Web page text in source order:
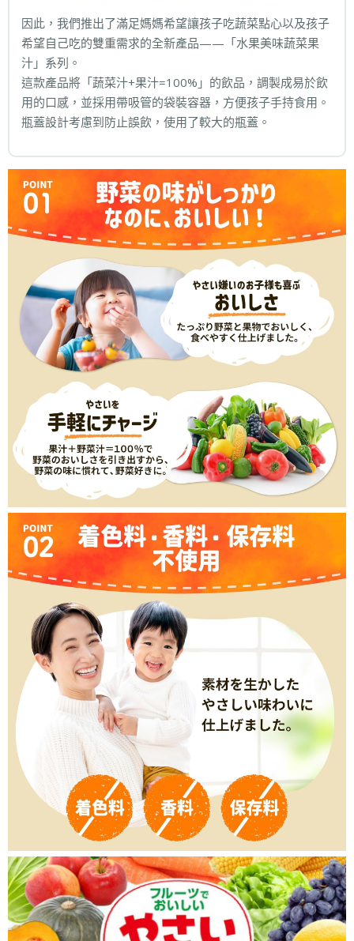
因此，我們推出了滿足媽媽希望讓孩子吃蔬菜點心以及孩子
希望自己吃的雙重需求的全新產品——「水果美味蔬菜果
汁」系列。
這款產品將「蔬菜汁+果汁=100%」的飲品，調製成易於飲
用的口感，並採用帶吸管的袋裝容器，方便孩子手持食用。
瓶蓋設計考慮到防止誤飲，使用了較大的瓶蓋。